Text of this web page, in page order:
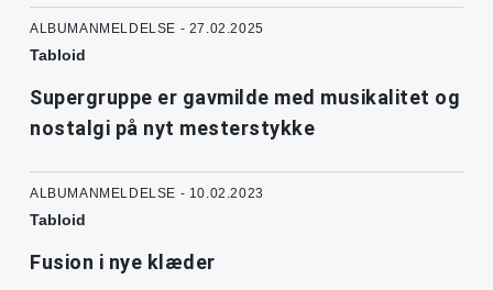
ALBUMANMELDELSE - 27.02.2025
Tabloid
Supergruppe er gavmilde med musikalitet og
nostalgi på nyt mesterstykke
ALBUMANMELDELSE - 10.02.2023
Tabloid
Fusion i nye klæder